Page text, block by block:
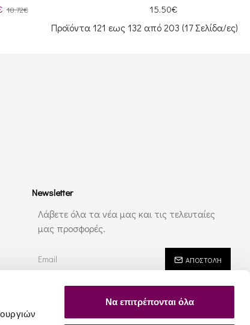
Να επιτρέπονται όλα
18.72€ 15.50€
Προϊόντα 121 εως 132 από 203 (17 Σελίδα/ες)
Newsletter
Λάβετε όλα τα νέα μας και τις τελευταίες
μας προσφορές.
ΑΠΟΣΤΟΛΉ